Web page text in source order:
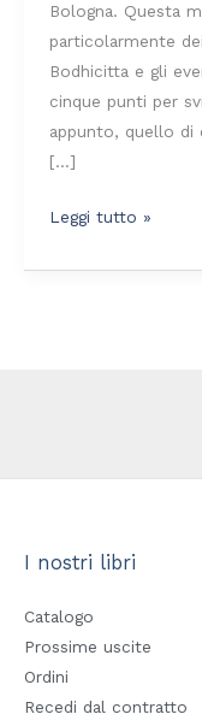
Bologna. Questa
particolarmente
Bodhicitta e gli
cinque punti per
appunto, quello di
[…]
Leggi tutto »
I nostri libri
Catalogo
Prossime uscite
Ordini
Recedi dal contratto